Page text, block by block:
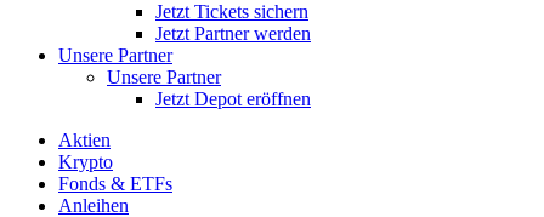
Jetzt Tickets sichern
Jetzt Partner werden
Unsere Partner
Unsere Partner
Jetzt Depot eröffnen
Aktien
Krypto
Fonds & ETFs
Anleihen